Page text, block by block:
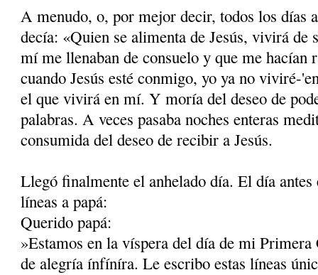
A menudo, o, por mejor decir, todos los días
decía: «Quien se alimenta de Jesús, vivirá de
mí me llenaban de consuelo y que me hacían
cuando Jesús esté conmigo, yo ya no viviré-
el que vivirá en mí. Y moría del deseo de
palabras. A veces pasaba noches enteras
consumida del deseo de recibir a Jesús.
Llegó finalmente el anhelado día. El día antes
líneas a papá:
Querido papá:
»Estamos en la víspera del día de mi
de alegría ínfíníra. Le escribo estas líneas